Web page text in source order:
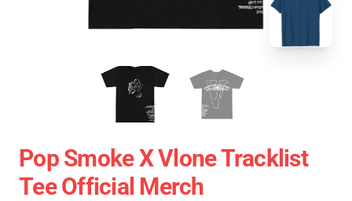
Pop Smoke X Vlone Tracklist
Tee Official Merch